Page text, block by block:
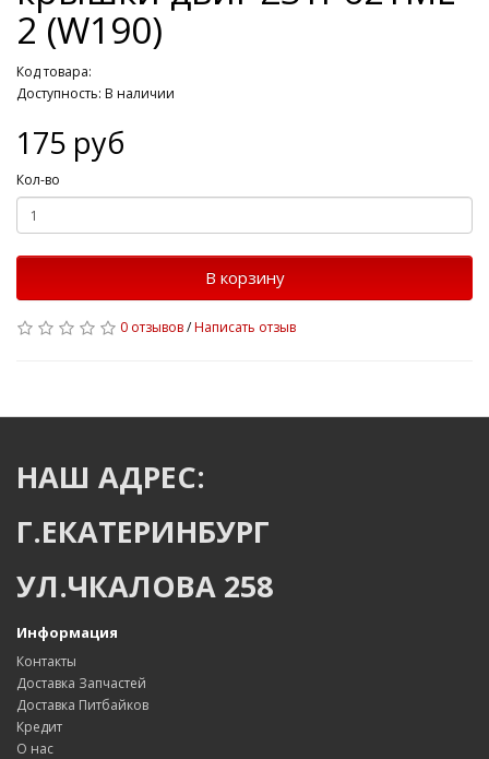
2 (W190)
Код товара:
Доступность: В наличии
175 руб
Кол-во
В корзину
0 отзывов/Написать отзыв
НАШ АДРЕС:
Г.ЕКАТЕРИНБУРГ
УЛ.ЧКАЛОВА 258
Информация
Контакты
Доставка Запчастей
Доставка Питбайков
Кредит
О нас